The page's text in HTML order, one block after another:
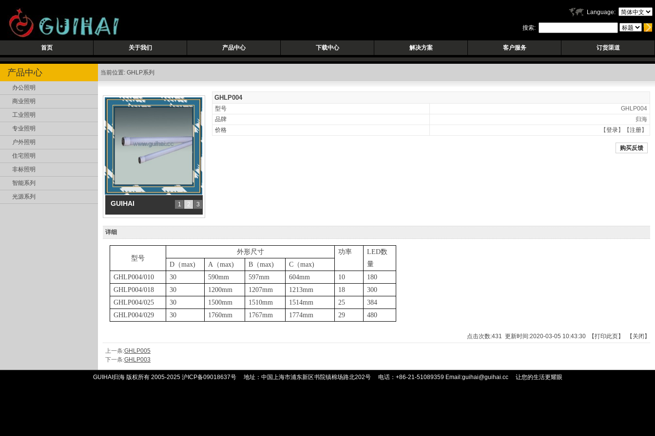
Language:
搜索:
首页 关于我们 产品中心 下载中心 解决方案 客户服务 订货渠道
当前位置: GHLP系列
GUIHAI 1 2 3
GHLP004
GHLP004
型号
归海
品牌
【登录】【注册】
价格
购买反馈
详细
型号
外形尺寸 功率 LED数
量
D （max) A （max) B （max) C （max)
GHLP004/010
30 590mm 597mm 604mm 10
180
GHLP004/018
30 1200mm 1207mm 1213mm 18
300
GHLP004/025
30 1500mm 1510mm 1514mm 25
384
GHLP004/029
30 1760mm 1767mm 1774mm 29 480
点击次数:431 更新时间:2020-03-05 10:43:30 【打印此页】 【 关闭 】
上一条:GHLP005
下一条:GHLP003
产品中心
办公照明
商业照明
工业照明
专业照明
户外照明
住宅照明
非标照明
智能系列
光源系列
GUIHAI归海 版权所有 2005-2025 沪ICP备09018637号 地址：中国上海市浦东新区书院镇棉场路北202号 电话：+86-21-51089359 Email:guihai@guihai.cc 让您的生活更耀眼